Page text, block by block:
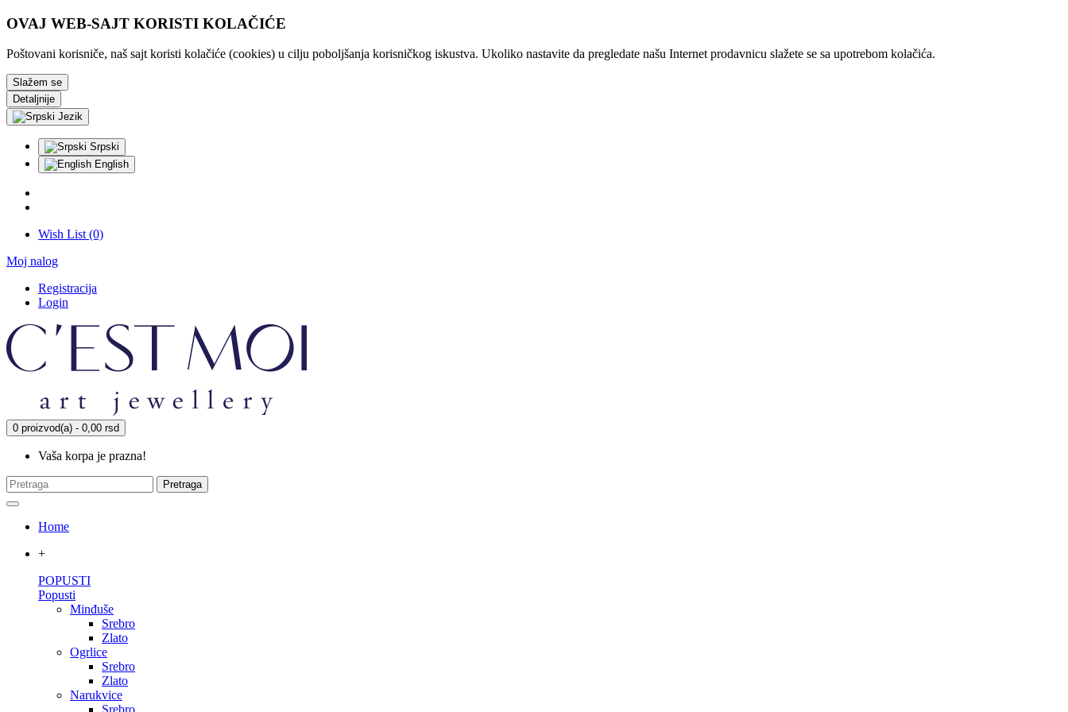
OVAJ WEB-SAJT KORISTI KOLAČIĆE
Poštovani korisniče, naš sajt koristi kolačiće (cookies) u cilju poboljšanja korisničkog iskustva. Ukoliko nastavite da pregledate našu Internet prodavnicu slažete se sa upotrebom kolačića.
Slažem se
Detaljnije
Jezik
Srpski
English
Wish List (0)
Moj nalog
Registracija
Login
0 proizvod(a) - 0,00 rsd
Vaša korpa je prazna!
Pretraga
Home
+
POPUSTI
Popusti
Minđuše
Srebro
Zlato
Ogrlice
Srebro
Zlato
Narukvice